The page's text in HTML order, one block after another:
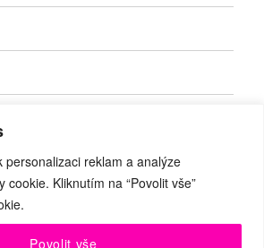
personalizaci reklam a analýze
cookie. Kliknutím na “Povolit vše”
Povolit vše